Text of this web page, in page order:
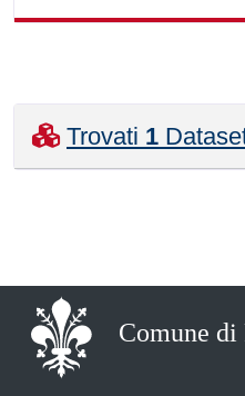
Trovati 1
Comune di